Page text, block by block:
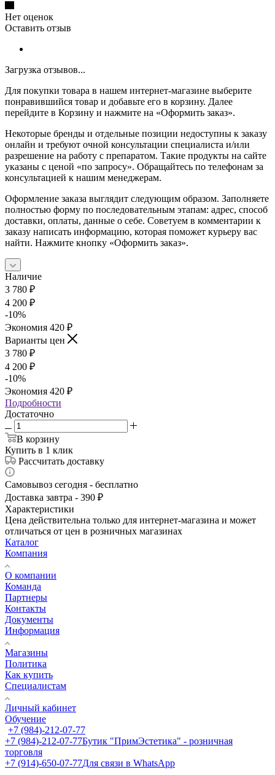
Нет оценок
Оставить отзыв
Загрузка отзывов...
Для покупки товара в нашем интернет-магазине выберите
понравившийся товар и добавьте его в корзину. Далее
перейдите в Корзину и нажмите на «Оформить заказ».
Некоторые бренды и отдельные позиции недоступны к заказу
онлайн и требуют очной консультации специалиста и/или
разрешение на работу с препаратом. Такие продукты на сайте
указаны с ценой «по запросу». Обращайтесь по телефонам за
консультацией к нашим менеджерам.
Оформление заказа выглядит следующим образом. Заполняете
полностью форму по последовательным этапам: адрес, способ
доставки, оплаты, данные о себе. Советуем в комментарии к
заказу написать информацию, которая поможет курьеру вас
найти. Нажмите кнопку «Оформить заказ».
Наличие
3 780 ₽
4 200 ₽
-10%
Экономия 420 ₽
Варианты цен
3 780 ₽
4 200 ₽
-10%
Экономия 420 ₽
Подробности
Достаточно
В корзину
Купить в 1 клик
Рассчитать доставку
Самовывоз сегодня - бесплатно
Доставка завтра - 390 ₽
Характеристики
Цена действительна только для интернет-магазина и может
отличаться от цен в розничных магазинах
Каталог
Компания
О компании
Команда
Партнеры
Контакты
Документы
Информация
Магазины
Политика
Как купить
Специалистам
Личный кабинет
Обучение
+7 (984)-212-07-77
+7 (984)-212-07-77Бутик "ПримЭстетика" - розничная
торговля
+7 (914)-650-07-77Для связи в WhatsApp